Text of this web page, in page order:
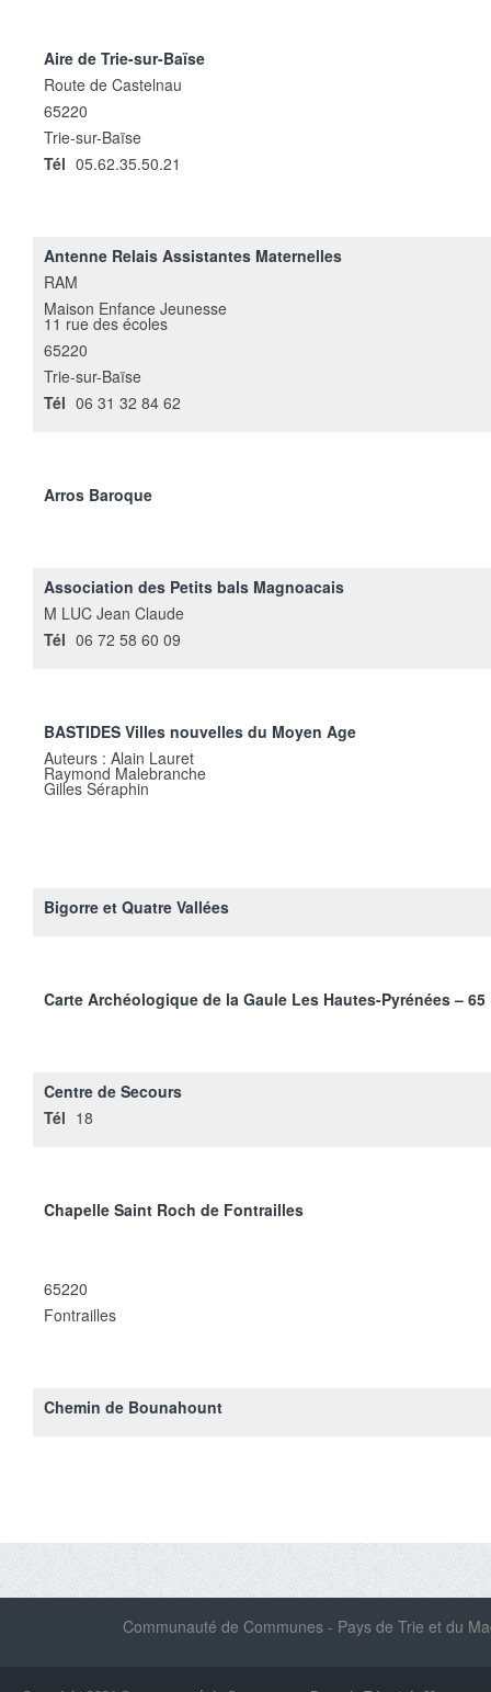
Aire de Trie-sur-Baïse
Route de Castelnau
65220
Trie-sur-Baïse
Tél 05.62.35.50.21
Antenne Relais Assistantes Maternelles
RAM
Maison Enfance Jeunesse
11 rue des écoles
65220
Trie-sur-Baïse
Tél 06 31 32 84 62
Arros Baroque
Association des Petits bals Magnoacais
M LUC Jean Claude
Tél 06 72 58 60 09
BASTIDES Villes nouvelles du Moyen Age
Auteurs : Alain Lauret
Raymond Malebranche
Gilles Séraphin
Bigorre et Quatre Vallées
Carte Archéologique de la Gaule Les Hautes-Pyrénées – 65
Centre de Secours
Tél 18
Chapelle Saint Roch de Fontrailles
65220
Fontrailles
Chemin de Bounahount
Communauté de Communes - Pays de Trie et du